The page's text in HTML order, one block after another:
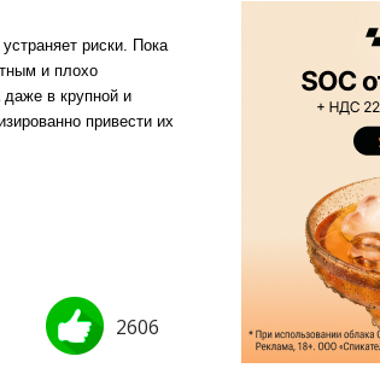
риски. Пока
и плохо
даже в крупной и
привести их
2606